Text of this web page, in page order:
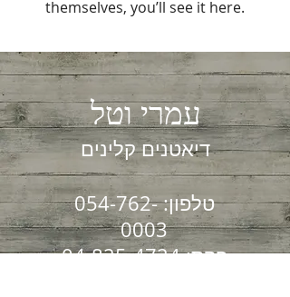
themselves, you’ll see it here.
עמרי וטל
דיאטנים קלינים
טלפון:054-762-
0003
פקס:04-825-4724